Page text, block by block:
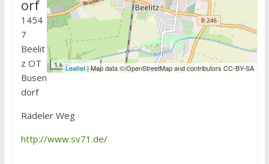
1 kmLeaflet| Map data © OpenStreetMap and contributors CC-BY-SA
orf
1454
7
Beelit
z OT
Busen
dorf
Rädeler Weg
http://www.sv71.de/